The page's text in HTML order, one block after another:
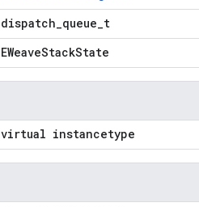
dispatch_queue_t
EWeaveStackState
virtual instancetype